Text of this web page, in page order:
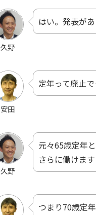
久野
はい。発表があ
安田
定年って廃止
久野
元々65歳定年
さらに働けます
つまり70歳定